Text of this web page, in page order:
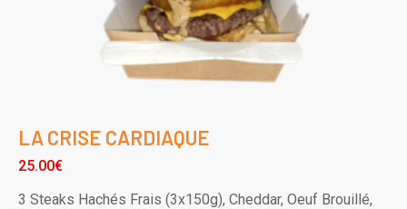
LA CRISE CARDIAQUE
25.00€
3 Steaks Hachés Frais (3x150g), Cheddar, Oeuf Brouillé,